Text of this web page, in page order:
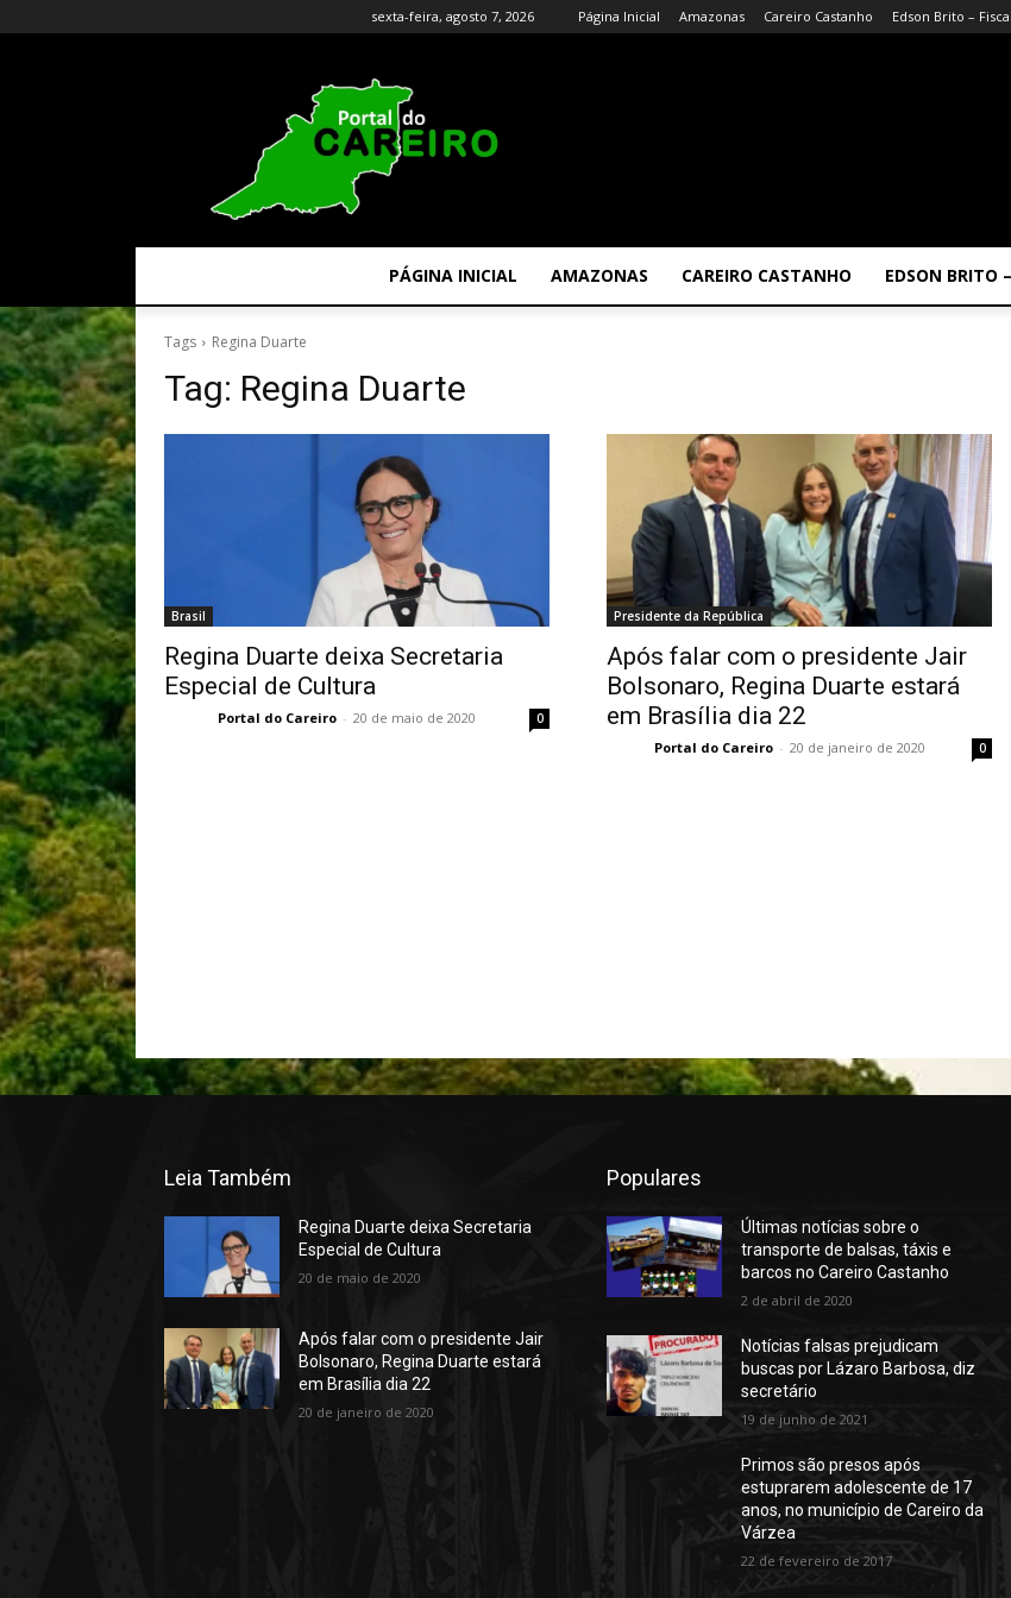
sexta-feira, agosto 7, 2026 Página Inicial Amazonas Careiro Castanho Edson Brito –
PÁGINA INICIAL AMAZONAS CAREIRO CASTANHO EDSON BRITO
Tags Regina Duarte
Tag: Regina Duarte
Brasil
Regina Duarte deixa Secretaria
Especial de Cultura
Portal do Careiro - 20 de maio de 2020 0
Presidente da República
Após falar com o presidente Jair
Bolsonaro, Regina Duarte estará
em Brasília dia 22
Portal do Careiro - 20 de janeiro de 2020 0
Leia Também
Regina Duarte deixa Secretaria
Especial de Cultura
20 de maio de 2020
Após falar com o presidente Jair
Bolsonaro, Regina Duarte estará
em Brasília dia 22
20 de janeiro de 2020
Populares
Últimas notícias sobre o
transporte de balsas, táxis e
barcos no Careiro Castanho
2 de abril de 2020
Notícias falsas prejudicam
buscas por Lázaro Barbosa, diz
secretário
19 de junho de 2021
Primos são presos após
estuprarem adolescente de 17
anos, no município de Careiro da
Várzea
22 de fevereiro de 2017